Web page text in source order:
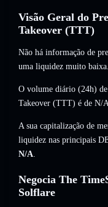
Visão Geral do
Takeover (TTT)
Não há informação de
uma liquidez muito baixa.
O volume diário (24h)
Takeover (TTT) é de N/
A sua capitalização de
liquidez nas principais
N/A.
Negocia The
Solflare